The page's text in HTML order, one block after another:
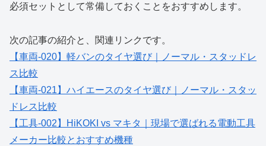
必須セットとして常備しておくことをおすすめします。
次の記事の紹介と、関連リンクです。
【車両-020】軽バンのタイヤ選び｜ノーマル・スタッドレ
ス比較
【車両-021】ハイエースのタイヤ選び｜ノーマル・スタッ
ドレス比較
【工具-002】HiKOKI vs マキタ｜現場で選ばれる電動工具
メーカー比較とおすすめ機種